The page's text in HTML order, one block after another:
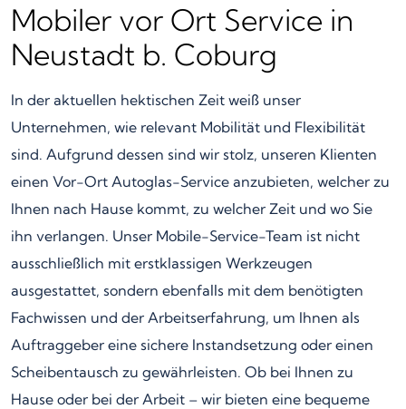
Mobiler vor Ort Service in
Neustadt b. Coburg
In der aktuellen hektischen Zeit weiß unser
Unternehmen, wie relevant Mobilität und Flexibilität
sind. Aufgrund dessen sind wir stolz, unseren Klienten
einen Vor-Ort Autoglas-Service anzubieten, welcher zu
Ihnen nach Hause kommt, zu welcher Zeit und wo Sie
ihn verlangen. Unser Mobile-Service-Team ist nicht
ausschließlich mit erstklassigen Werkzeugen
ausgestattet, sondern ebenfalls mit dem benötigten
Fachwissen und der Arbeitserfahrung, um Ihnen als
Auftraggeber eine sichere Instandsetzung oder einen
Scheibentausch zu gewährleisten. Ob bei Ihnen zu
Hause oder bei der Arbeit – wir bieten eine bequeme